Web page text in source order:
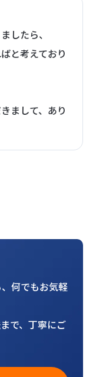
したら、
と考えており
まして、あり
何でもお気軽
で、丁寧にご